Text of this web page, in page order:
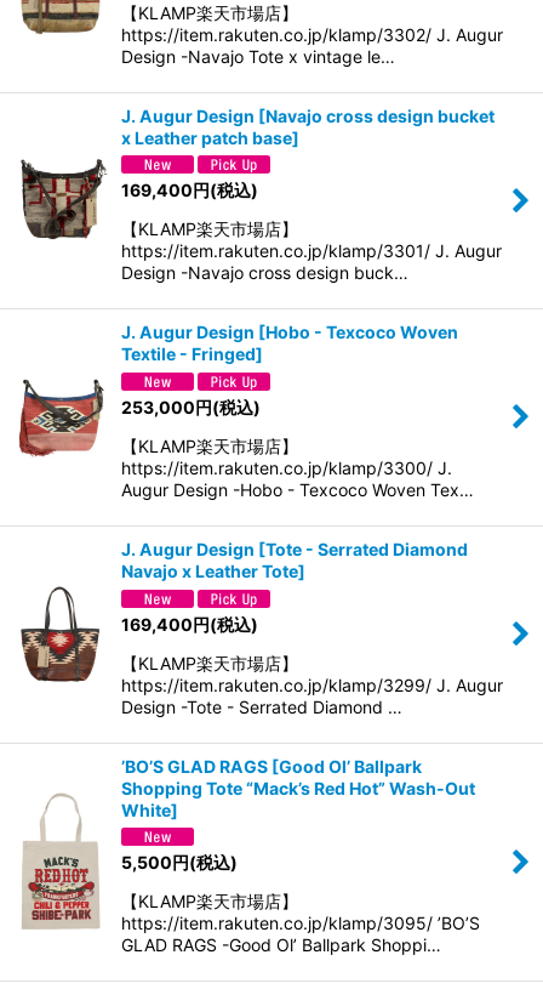
【KLAMP楽天市場店】
https://item.rakuten.co.jp/klamp/3302/ J. Augur
Design -Navajo Tote x vintage le…
J. Augur Design [Navajo cross design bucket
x Leather patch base]
169,400円(税込)
【KLAMP楽天市場店】
https://item.rakuten.co.jp/klamp/3301/ J. Augur
Design -Navajo cross design buck…
J. Augur Design [Hobo - Texcoco Woven
Textile - Fringed]
253,000円(税込)
【KLAMP楽天市場店】
https://item.rakuten.co.jp/klamp/3300/ J.
Augur Design -Hobo - Texcoco Woven Tex…
J. Augur Design [Tote - Serrated Diamond
Navajo x Leather Tote]
169,400円(税込)
【KLAMP楽天市場店】
https://item.rakuten.co.jp/klamp/3299/ J. Augur
Design -Tote - Serrated Diamond …
’BO’S GLAD RAGS [Good Ol’ Ballpark
Shopping Tote “Mack’s Red Hot” Wash-Out
White]
5,500円(税込)
【KLAMP楽天市場店】
https://item.rakuten.co.jp/klamp/3095/ ’BO’S
GLAD RAGS -Good Ol’ Ballpark Shoppi…